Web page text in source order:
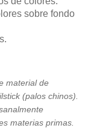
sobre fondo
material de
(palos chinos).
materias primas.